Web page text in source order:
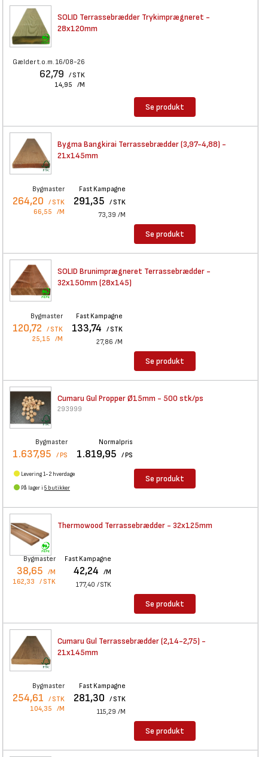
SOLID Terrassebrædder Trykimprægneret -
28x120mm
Gælder t.o.m. 16/08-26
62,79 / STK
14,95 /M
Se produkt
Bygma Bangkirai Terrassebrædder (3,97-4,88) -
21x145mm
Bygmaster
264,20 / STK
66,55 /M
Fast Kampagne
291,35 / STK
73,39 /M
Se produkt
SOLID Brunimprægneret Terrassebrædder -
32x150mm (28x145)
Bygmaster
120,72 / STK
25,15 /M
Fast Kampagne
133,74 / STK
27,86 /M
Se produkt
Cumaru Gul Propper Ø15mm - 500 stk/ps
293999
Bygmaster
1.637,95 / PS
Normalpris
1.819,95 / PS
Levering 1-2 hverdage
På lager i 5 butikker
Se produkt
Thermowood Terrassebrædder - 32x125mm
Bygmaster
38,65 /M
162,33 / STK
Fast Kampagne
42,24 /M
177,40 / STK
Se produkt
Cumaru Gul Terrassebrædder(2,14-2,75) -
21x145mm
Bygmaster
254,61 / STK
104,35 /M
Fast Kampagne
281,30 / STK
115,29 /M
Se produkt